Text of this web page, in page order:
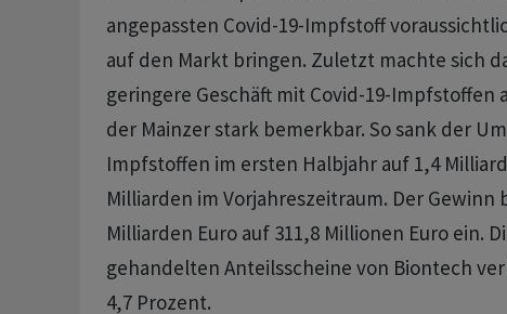
angepassten Covid-19-Impfstoff
auf den Markt bringen. Zuletzt machte sich
geringere Geschäft mit Covid-19-Impfstoffen
der Mainzer stark bemerkbar. So sank der
Impfstoffen im ersten Halbjahr auf 1,4
Milliarden im Vorjahreszeitraum. Der Gewinn
Milliarden Euro auf 311,8 Millionen Euro ein.
gehandelten Anteilsscheine von Biontech
4,7 Prozent.